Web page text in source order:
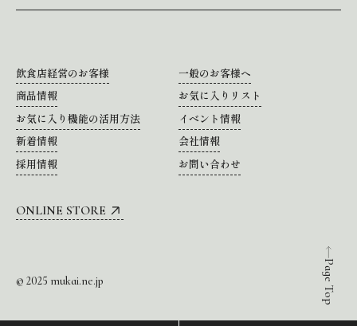
Page Top
飲食店経営のお客様
一般のお客様へ
商品情報
お気に入りリスト
お気に入り機能の活用方法
イベント情報
新着情報
会社情報
採用情報
お問い合わせ
ONLINE STORE
© 2025 mukai.ne.jp